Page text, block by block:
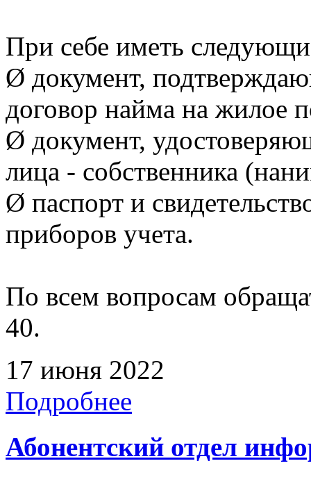
При себе иметь
Ø документ,
договор найма на жилое
Ø документ,
лица - собственника
Ø паспорт и
приборов учета.
По всем вопросам
40.
17 июня 2022
Подробнее
Абонентский отдел